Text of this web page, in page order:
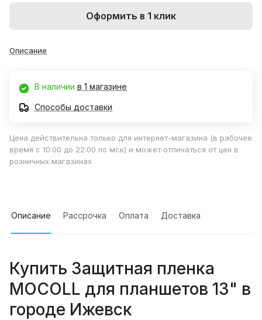
Оформить в 1 клик
Описание
В наличии в 1 магазине
Способы доставки
Цена действительна только для интернет-магазина (в рабочее
время с 10:00 до 22:00 по мск) и может отличаться от цен в
розничных магазинах
Описание Рассрочка Оплата Доставка
Купить Защитная пленка
MOCOLL для планшетов 13" в
городе Ижевск